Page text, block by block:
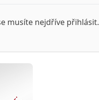
musíte nejdříve přihlásit.